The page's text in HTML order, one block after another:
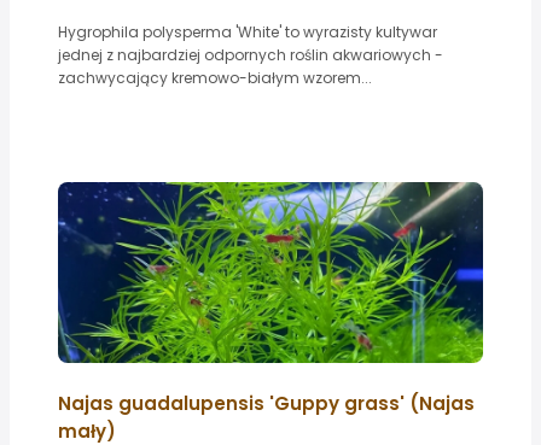
Hygrophila polysperma 'White' to wyrazisty kultywar
jednej z najbardziej odpornych roślin akwariowych -
zachwycający kremowo-białym wzorem...
Najas guadalupensis 'Guppy grass' (Najas
mały)